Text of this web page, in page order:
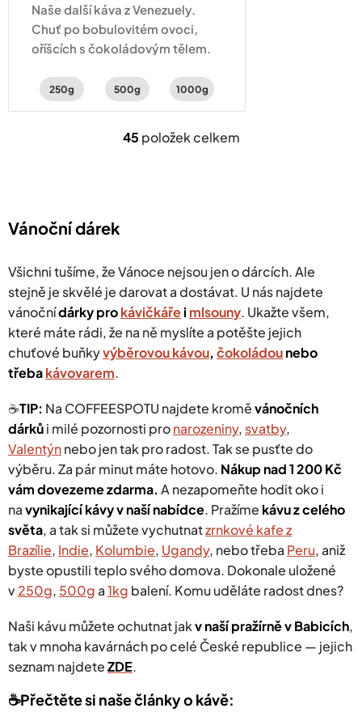
Naše další káva z Venezuely.
Chuť po bobulovitém ovoci,
oříšcích s čokoládovým tělem.
250g 500g 1000g
O
p
r
v
k
y
v
ý
s
u
45 položek celkem
Vánoční dárek
Všichni tušíme, že Vánoce nejsou jen o dárcích. Ale
stejně je skvělé je darovat a dostávat. U nás najdete
vánočnídárky prokávičkářei mlsouny. Ukažte všem,
které máte rádi, že na ně myslíte a potěšte jejich
chuťové buňkyvýběrovou kávou, čokoládounebo
třebakávovarem.
☕️TIP: Na COFFEESPOTU najdete kroměvánočních
dárkůi milé pozornosti pronarozeniny, svatby,
Valentýnnebo jen tak pro radost. Tak se pusťte do
výběru. Za pár minut máte hotovo. Nákup nad 1 200 Kč
vám dovezeme zdarma. Anezapomeňte hodit oko i
navynikající kávy v naší nabídce. Pražíme kávu z celého
světa, a tak si můžete vychutnatzrnkové kafe z
Brazílie, Indie, Kolumbie, Ugandy, nebo třeba Peru, aniž
byste opustili teplo svého domova. Dokonale uložené
v250g, 500ga1kg balení. Komu uděláte radost dnes?
Naši kávu můžete ochutnat jakv naší pražírně v Babicích,
tak v mnoha kavárnách po celé České republice — jejich
seznam najdeteZDE.
☕️Přečtěte si naše články o kávě: